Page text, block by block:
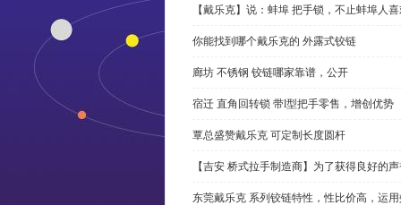
【戴乐克】说：蚌埠 把手锁，不止蚌埠人
你能找到哪个戴乐克的 外露式铰链
廊坊 不锈钢 铰链哪家靠谱，公开
宿迁 直角回转锁 带l型把手零售，增创优势
覃总盛赞戴乐克 可定制长度圆杆
【吉安 桥式拉手制造商】为了获得良好的
东莞戴乐克 系列铰链特性，性比价高，运